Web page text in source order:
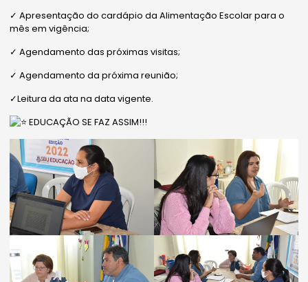
✓ Apresentação do cardápio da Alimentação Escolar para o
mês em vigência;
✓ Agendamento das próximas visitas;
✓ Agendamento da próxima reunião;
✓Leitura da ata na data vigente.
EDUCAÇÃO SE FAZ ASSIM!!!